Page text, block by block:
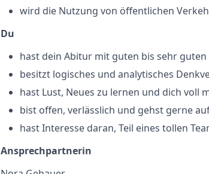
wird die Nutzung von öffentlichen
Du
hast dein Abitur mit guten bis sehr
besitzt logisches und analytisches
hast Lust, Neues zu lernen und dich voll
bist offen, verlässlich und gehst gerne
hast Interesse daran, Teil eines tollen
Ansprechpartnerin